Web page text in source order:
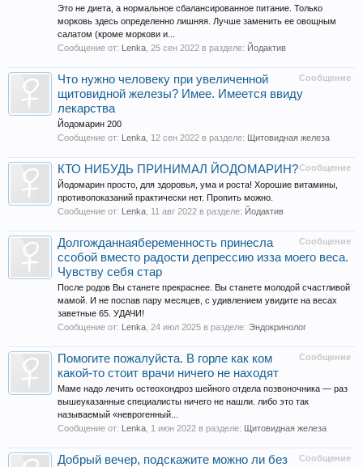
Это не диета, а нормальное сбалансированное питание. Только
морковь здесь определенно лишняя. Лучше заменить ее овощным
салатом (кроме моркови и...
Сообщение от: Lenka 25 сен 2022 в разделе: Йодактив
Сообщение
Что нужно человеку при увеличенной
щитовидной железы? Имее. Имеется ввиду
лекарства
Йодомарин 200
Сообщение от: Lenka 12 сен 2022 в разделе: Щитовидная железа
Сообщение
КТО НИБУДЬ ПРИНИМАЛ ЙОДОМАРИН?
Йодомарин просто, для здоровья, ума и роста! Хорошие витамины,
противопоказаний практически нет. Пропить можно.
Сообщение от: Lenka 11 авг 2022 в разделе: Йодактив
Сообщение
Долгожданнаябеременность принесла
ссобой вместо радости депрессию изза моего веса.
Чувству себя стар
После родов Вы станете прекраснее. Вы станете молодой счастливой
мамой. И не поспав пару месяцев, с удивлением увидите на весах
заветные 65. УДАЧИ!
Сообщение от: Lenka 24 июл 2025 в разделе: Эндокринолог
Сообщение
Помогите пожалуйста. В горле как ком
какой-то стоит врачи ничего не находят
Маме надо лечить остеохондроз шейного отдела позвоночника — раз
вышеуказанные специалисты ничего не нашли. либо это так
называемый «неврогенный...
Сообщение от: Lenka 1 июн 2022 в разделе: Щитовидная железа
Сообщение
Добрый вечер, подскажите можно ли без